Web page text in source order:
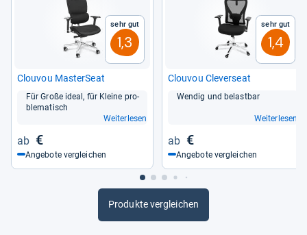
von Nadia Hamdan
Sehr gut
1,3
Clou­vou Mas­ter­Seat
Für Große ideal, für Kleine pro­
ble­ma­tisch
Weiterlesen
€
Angebote vergleichen
Sehr gut
1,4
Clou­vou Cle­ver­seat
Wen­dig und belast­bar
Weiterlesen
€
Angebote vergleichen
Produkte vergleichen